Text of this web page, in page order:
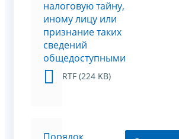
налоговую тайну,
иному лицу или
признание таких
сведений
общедоступными
RTF (224 KB)
Порядок